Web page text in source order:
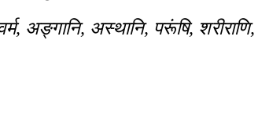
अङ्गानि, अस्थानि, परूंषि,